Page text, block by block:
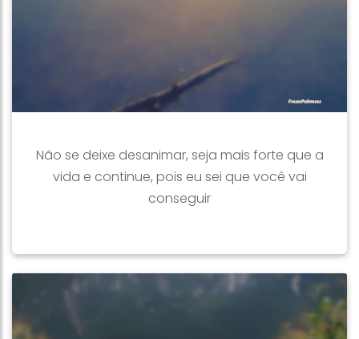
Não se deixe desanimar, seja mais forte que a
vida e continue, pois eu sei que você vai
conseguir